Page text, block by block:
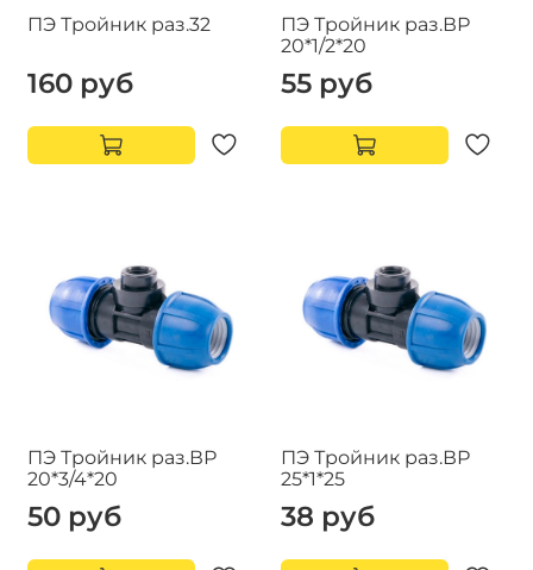
ПЭ Тройник раз.32
160 руб
ПЭ Тройник раз.ВР
20*1/2*20
55 руб
ПЭ Тройник раз.ВР
20*3/4*20
50 руб
ПЭ Тройник раз.ВР
25*1*25
38 руб